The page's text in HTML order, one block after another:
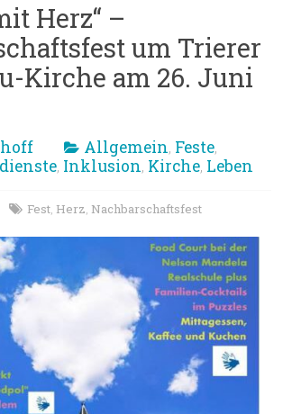
Herz“ –
um Trierer
Kirche am 26. Juni
Allgemein, Feste,
, Inklusion, Kirche, Leben
Fest, Herz, Nachbarschaftsfest